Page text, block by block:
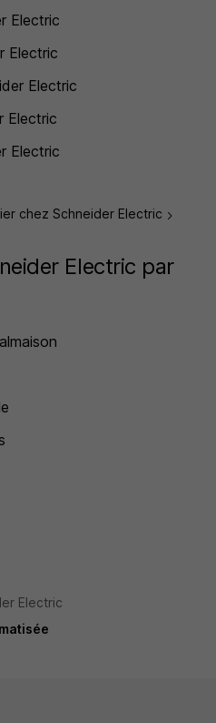
Electric
Electric
Electric
Electric
Electric
chez Schneider Electric
Electric par
Electric